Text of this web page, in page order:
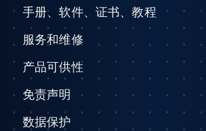
手册、软件、证书、教程
服务和维修
产品可供性
免责声明
数据保护